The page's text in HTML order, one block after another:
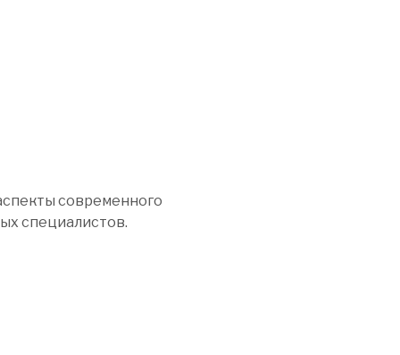
современного
специалистов.